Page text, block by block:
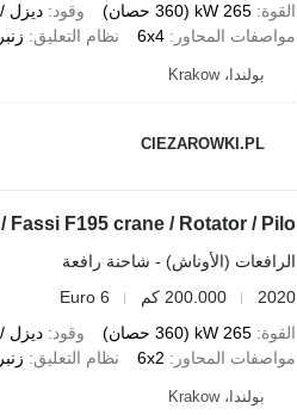
القوة 265 kW (360 حصان) وقود ديزل
مواصفات المحاور
6x4 نظام التعليق
بولندا، Krakow
CIEZAROWKI.PL
Fassi F195 crane / Rotator / Pilo
الرافعات (الأوناش) - شاحنة رافعة
2020
200.000 كم
Euro 6
القوة 265 kW (360 حصان) وقود ديزل
مواصفات المحاور
6x2 نظام التعليق
بولندا، Krakow